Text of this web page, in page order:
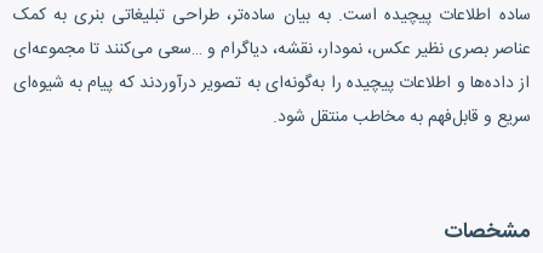
ساده اطلاعات پیچیده است. به بیان ساده‌تر، طراحی تبلیغاتی بنری به کمک
عناصر بصری نظیر عکس، نمودار، نقشه، دیاگرام و …سعی می‌کنند تا مجموعه‌ای
از داده‌ها و اطلاعات پیچیده را به‌گونه‌ای به تصویر درآوردند که پیام به شیوه‌ای
سریع و قابل‌فهم به مخاطب منتقل شود.
مشخصات